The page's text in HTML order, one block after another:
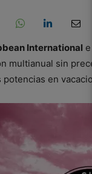
International e
multianual sin
en